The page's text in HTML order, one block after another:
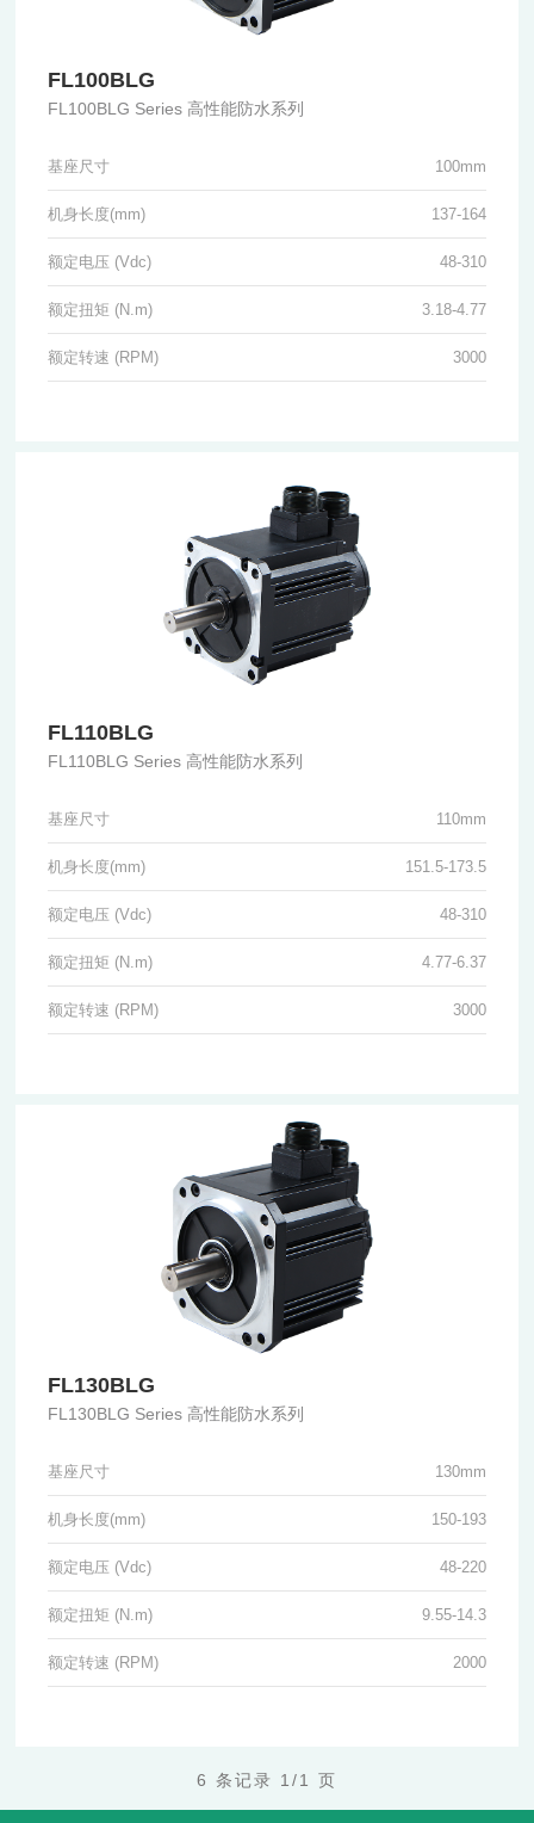
FL100BLG
FL100BLG Series 高性能防水系列
基座尺寸 100mm
机身长度(mm) 137-164
额定电压 (Vdc) 48-310
额定扭矩 (N.m) 3.18-4.77
额定转速 (RPM) 3000
FL110BLG
FL110BLG Series 高性能防水系列
基座尺寸 110mm
机身长度(mm) 151.5-173.5
额定电压 (Vdc) 48-310
额定扭矩 (N.m) 4.77-6.37
额定转速 (RPM) 3000
FL130BLG
FL130BLG Series 高性能防水系列
基座尺寸 130mm
机身长度(mm) 150-193
额定电压 (Vdc) 48-220
额定扭矩 (N.m) 9.55-14.3
额定转速 (RPM) 2000
6 条记录 1/1 页